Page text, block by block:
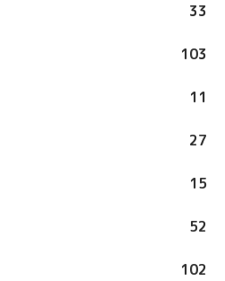
33
103
11
27
15
52
102